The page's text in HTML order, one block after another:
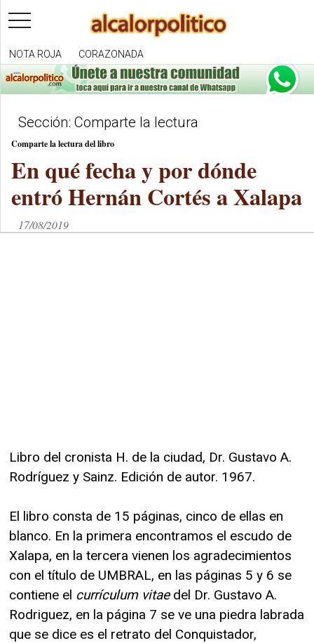
toggle
navigation
NOTA ROJA CORAZONADA
Sección: Comparte la lectura
Comparte la lectura del libro
En qué fecha y por dónde
entró Hernán Cortés a Xalapa
17/08/2019
Libro del cronista H. de la ciudad, Dr. Gustavo A.
Rodríguez y Sainz. Edición de autor. 1967.
El libro consta de 15 páginas, cinco de ellas en
blanco. En la primera encontramos el escudo de
Xalapa, en la tercera vienen los agradecimientos
con el título de UMBRAL, en las páginas 5 y 6 se
contiene el currículum vitaedel Dr. Gustavo A.
Rodriguez, en la página 7 se ve una piedra labrada
que se dice es el retrato del Conquistador,